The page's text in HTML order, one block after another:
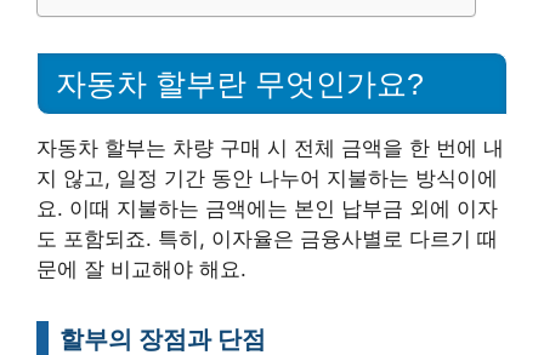
자동차 할부란 무엇인가요?
자동차 할부는 차량 구매 시 전체 금액을 한 번에 내
지 않고, 일정 기간 동안 나누어 지불하는 방식이에
요. 이때 지불하는 금액에는 본인 납부금 외에 이자
도 포함되죠. 특히, 이자율은 금융사별로 다르기 때
문에 잘 비교해야 해요.
할부의 장점과 단점